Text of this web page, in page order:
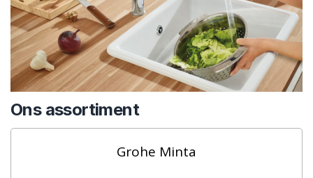
Ons assortiment
Grohe Minta